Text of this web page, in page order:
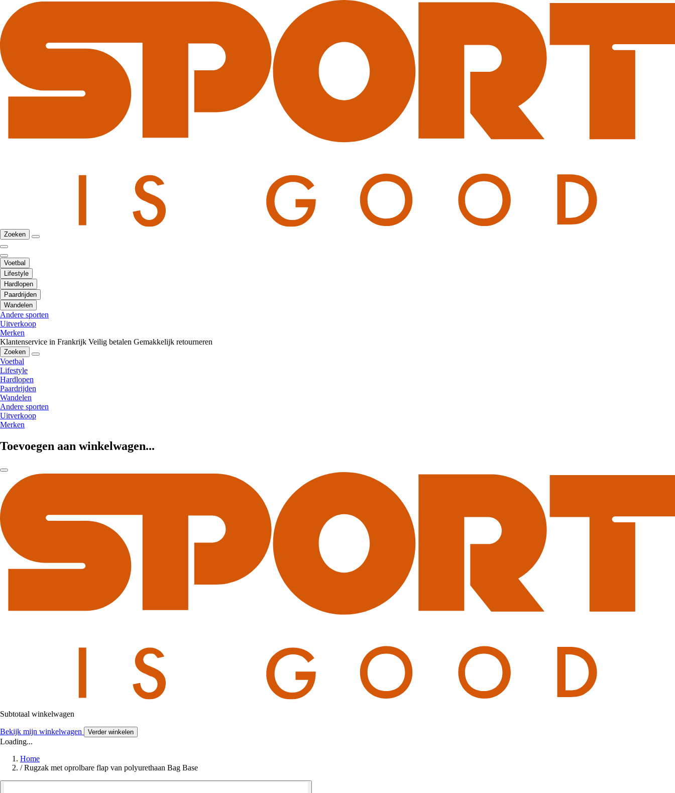
Zoeken
Voetbal
Lifestyle
Hardlopen
Paardrijden
Wandelen
Andere sporten
Uitverkoop
Merken
Klantenservice in Frankrijk Veilig betalen Gemakkelijk retourneren
Zoeken
Voetbal
Lifestyle
Hardlopen
Paardrijden
Wandelen
Andere sporten
Uitverkoop
Merken
Toevoegen aan winkelwagen...
Subtotaal winkelwagen
Bekijk mijn winkelwagen Verder winkelen
Loading...
Home
/ Rugzak met oprolbare flap van polyurethaan Bag Base